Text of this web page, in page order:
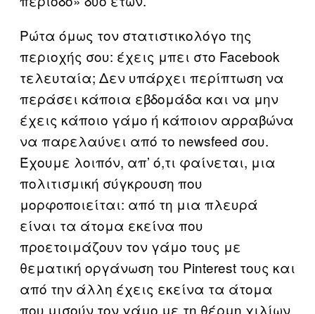
Ρώτα όμως τον στατιστικολόγο της
περιοχής σου: έχεις μπει στο Facebook
τελευταία; Δεν υπάρχει περίπτωση να
περάσει κάποια εβδομάδα και να μην
έχεις κάποιο γάμο ή κάποιον αρραβώνα
να παρελαύνει από το newsfeed σου.
Έχουμε λοιπόν, απ’ ό,τι φαίνεται, μια
πολιτισμική σύγκρουση που
μορφοποιείται: από τη μια πλευρά
είναι τα άτομα εκείνα που
προετοιμάζουν τον γάμο τους με
θεματική οργάνωση του Pinterest τους και
από την άλλη έχεις εκείνα τα άτομα
που μισούν τον γάμο με τη θέρμη χιλίων